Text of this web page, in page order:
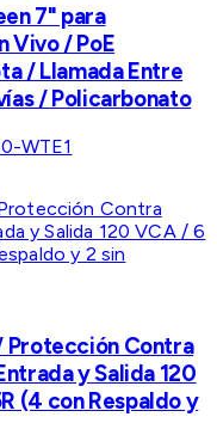
7" para
Vivo / PoE
/ Llamada Entre
/ Policarbonato
WTE1
Protección Contra
y Salida 120
(4 con Respaldo y